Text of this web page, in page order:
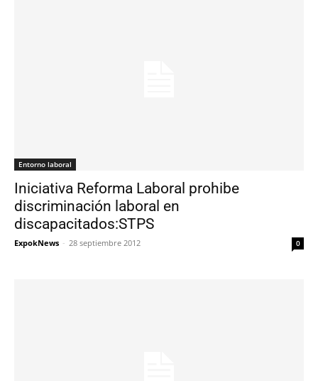
Entorno laboral
Iniciativa Reforma Laboral prohibe
discriminación laboral en
discapacitados:STPS
ExpokNews - 28 septiembre 2012 0